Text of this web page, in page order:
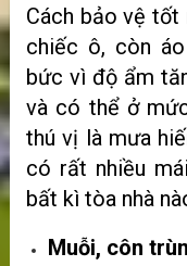
Cách bảo vệ tốt
chiếc ô, còn
bức vì độ ẩm
và có thể ở
thú vị là mưa
có rất nhiều
bất kì tòa nhà
Muỗi, côn